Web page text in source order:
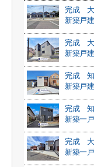
完成
新築戸建
完成
新築戸建
完成
新築戸建
完成
新築一
完成
新築一